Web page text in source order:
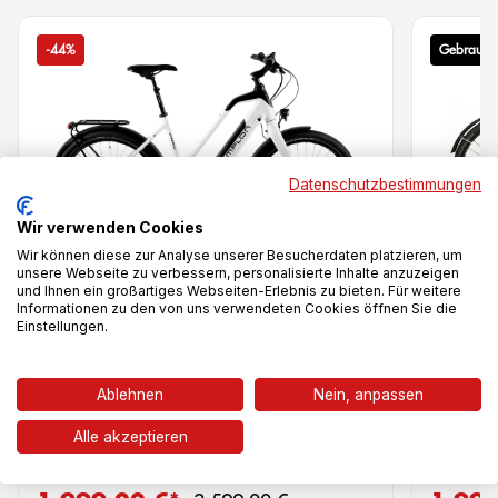
-44%
Vergleich
Kagu Bosch
Gebraucht
Datenschutzbestimmungen
Wir verwenden Cookies
Wir können diese zur Analyse unserer Besucherdaten platzieren, um
unsere Webseite zu verbessern, personalisierte Inhalte anzuzeigen
und Ihnen ein großartiges Webseiten-Erlebnis zu bieten. Für weitere
Informationen zu den von uns verwendeten Cookies öffnen Sie die
Einstellungen.
Ablehnen Nein, anpassen
Alle akzeptieren